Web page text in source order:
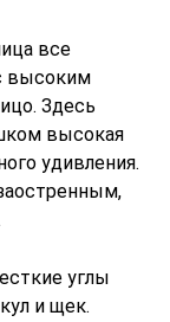
все
высоким
Здесь
высокая
удивления.
углы
и щек.